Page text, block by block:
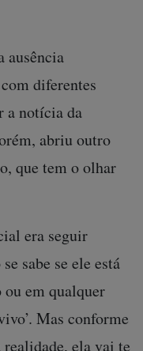
ausência
diferentes
a notícia da
abriu outro
que tem o olhar
era seguir
sabe se ele está
em qualquer
Mas conforme
ela vai te